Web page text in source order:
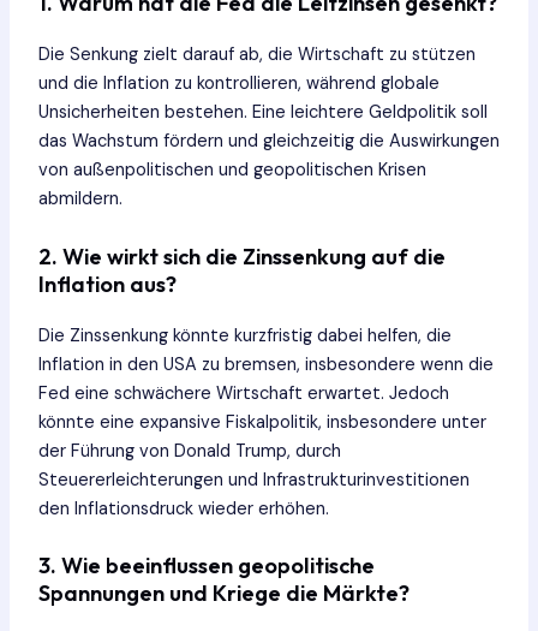
Die Senkung zielt darauf ab, die Wirtschaft zu stützen
und die Inflation zu kontrollieren, während globale
Unsicherheiten bestehen. Eine leichtere Geldpolitik soll
das Wachstum fördern und gleichzeitig die Auswirkungen
von außenpolitischen und geopolitischen Krisen
abmildern.
2. Wie wirkt sich die Zinssenkung auf die
Inflation aus?
Die Zinssenkung könnte kurzfristig dabei helfen, die
Inflation in den USA zu bremsen, insbesondere wenn die
Fed eine schwächere Wirtschaft erwartet. Jedoch
könnte eine expansive Fiskalpolitik, insbesondere unter
der Führung von Donald Trump, durch
Steuererleichterungen und Infrastrukturinvestitionen
den Inflationsdruck wieder erhöhen.
3. Wie beeinflussen geopolitische
Spannungen und Kriege die Märkte?